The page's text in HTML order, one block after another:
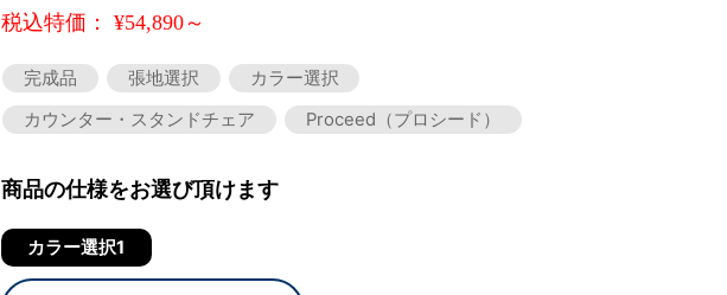
税込特価： ¥54,890～
完成品 張地選択
カラー選択
カウンター・スタンドチェア
Proceed（プロシード）
商品の仕様をお選び頂けます
カラー選択1